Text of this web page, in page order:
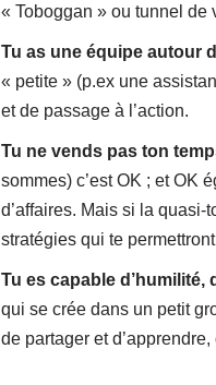
« Toboggan » ou tunnel de
Tu as une équipe autour
« petite » (p.ex une
et de passage à l’action.
Tu ne vends pas ton
sommes) c’est OK ; et OK
d’affaires. Mais si la quasi-
stratégies qui te
Tu es capable d’humilité,
qui se crée dans un petit
de partager et